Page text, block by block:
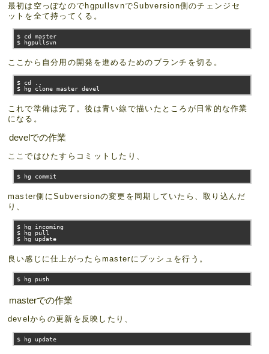
最初は空っぽなのでhgpullsvnでSubversion側のチェンジセ
ットを全て持ってくる。
$ cd master
$ hgpullsvn
ここから自分用の開発を進めるためのブランチを切る。
$ cd
$ hg clone master devel
これで準備は完了。後は青い線で描いたところが日常的な作業
になる。
develでの作業
ここではひたすらコミットしたり、
$ hg commit
master側にSubversionの変更を同期していたら、取り込んだ
り、
$ hg incoming
$ hg pull
$ hg update
良い感じに仕上がったらmasterにプッシュを行う。
$ hg push
masterでの作業
develからの更新を反映したり、
$ hg update